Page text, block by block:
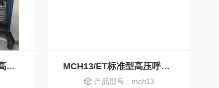
科尔奇原装MCH13/ET高压呼吸空气压缩充填泵 MCH13/ET标准型高压呼吸压缩机空气充填泵
产品型号：mch13